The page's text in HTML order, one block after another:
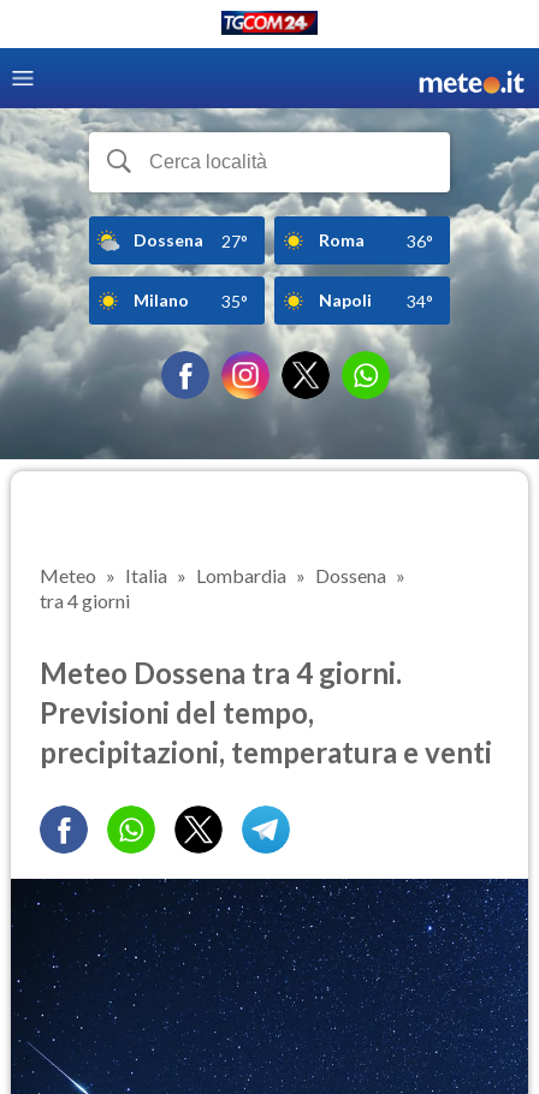
Dossena 27° Roma 36°
Milano 35° Napoli 34°
Meteo Italia Lombardia
Dossena
tra 4 giorni
Meteo Dossena tra 4 giorni.
Previsioni del tempo,
precipitazioni, temperatura e venti